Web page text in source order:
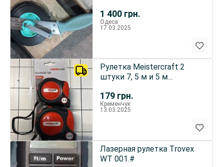
1 400 грн.
Одеса
17.03.2025
179 грн.
Рулетка Meistercraft 2
штуки 7, 5 м и 5 м
Кременчук
13.03.2025
Лазерная рулетка Тrovex
WT 001.#